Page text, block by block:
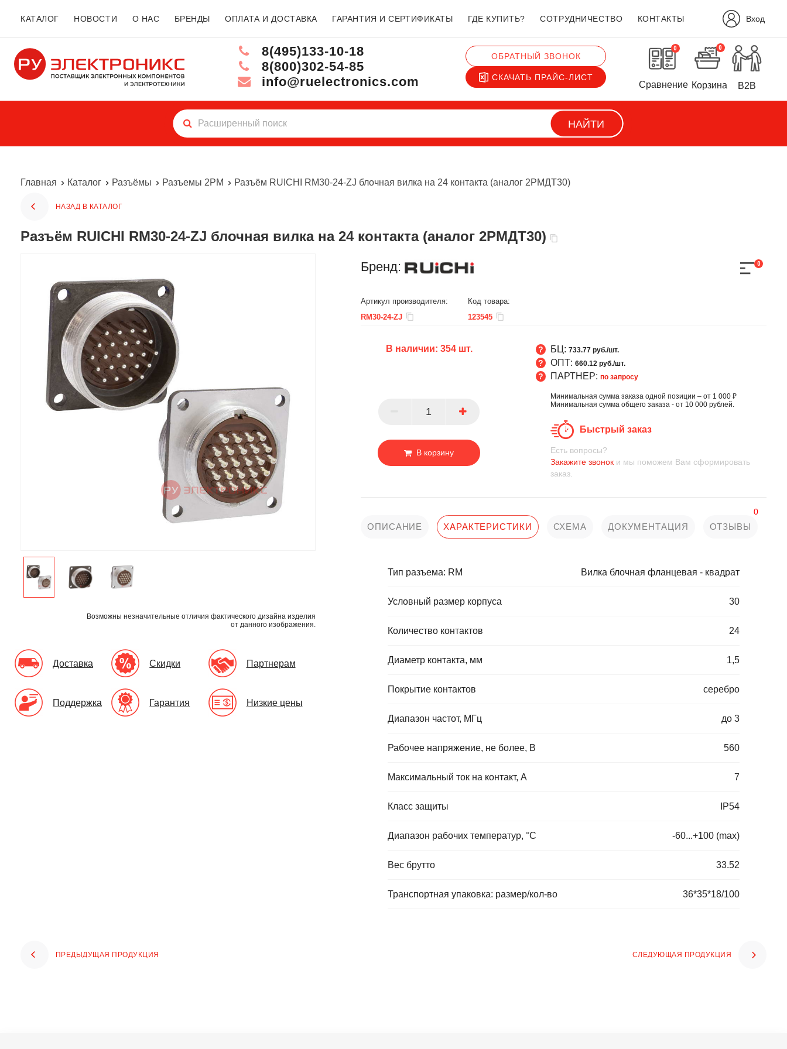
КАТАЛОГ НОВОСТИ О НАС БРЕНДЫ ОПЛАТА И ДОСТАВКА ГАРАНТИЯ И СЕРТИФИКАТЫ ГДЕ КУПИТЬ? СОТРУДНИЧЕСТВО КОНТАКТЫ Вход
8(495)133-10-18
8(800)302-54-85
info@ruelectronics.com
ОБРАТНЫЙ ЗВОНОК
СКАЧАТЬ ПРАЙС-ЛИСТ
0
Сравнение
0
Корзина B2B
НАЙТИ
Главная Каталог Разъёмы Разъемы 2РМ Разъём RUICHI RM30-24-ZJ блочная вилка на 24 контакта (аналог 2РМДТ30)
НАЗАД В КАТАЛОГ
Разъём RUICHI RM30-24-ZJ блочная вилка на 24 контакта (аналог 2РМДТ30)
Возможны незначительные отличия фактического дизайна изделия
от данного изображения.
Доставка Скидки Партнерам
Поддержка Гарантия Низкие цены
Бренд: 0
Артикул производителя:
RM30-24-ZJ
Код товара:
123545
В наличии: 354шт.
В корзину
БЦ: 733.77 руб./шт.
ОПТ: 660.12 руб./шт.
ПАРТНЕР: по запросу
Минимальная сумма заказа одной позиции – от 1 000 ₽
Минимальная сумма общего заказа - от 10 000 рублей.
Быстрый заказ
Есть вопросы?
Закажите звоноки мы поможем Вам сформировать
заказ.
ОПИСАНИЕ ХАРАКТЕРИСТИКИ СХЕМА ДОКУМЕНТАЦИЯ ОТЗЫВЫ
0
Тип разъема: RM Вилка блочная фланцевая - квадрат
Условный размер корпуса 30
Количество контактов 24
Диаметр контакта, мм 1,5
Покрытие контактов серебро
Диапазон частот, МГц до 3
Рабочее напряжение, не более, В 560
Максимальный ток на контакт, А 7
Класс защиты IP54
Диапазон рабочих температур, °C -60...+100 (max)
Вес брутто 33.52
Транспортная упаковка: размер/кол-во 36*35*18/100
ПРЕДЫДУЩАЯ ПРОДУКЦИЯ СЛЕДУЮЩАЯ ПРОДУКЦИЯ